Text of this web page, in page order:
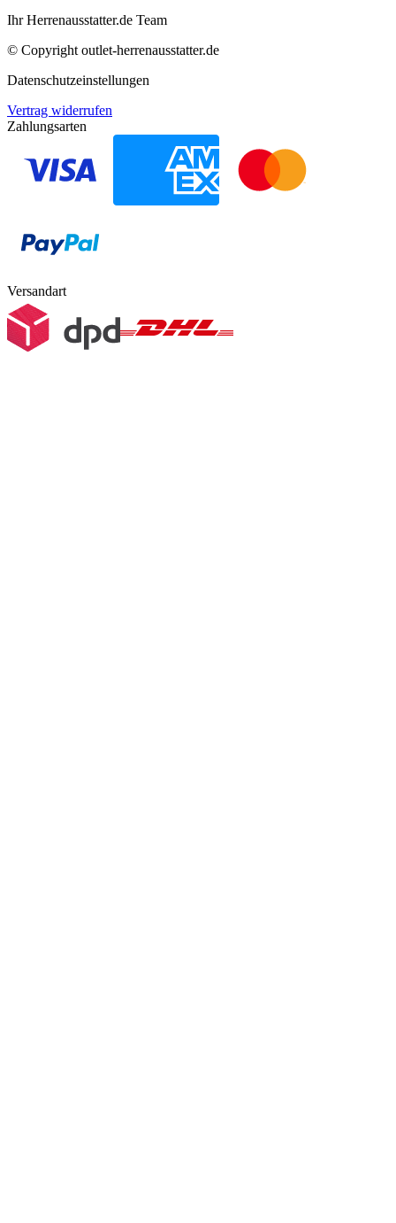
Ihr Herrenausstatter.de Team
© Copyright outlet-herrenausstatter.de
Datenschutzeinstellungen
Vertrag widerrufen
Zahlungsarten
Versandart